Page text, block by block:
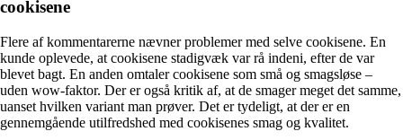
cookisene
Flere af kommentarerne nævner problemer med selve cookisene. En
kunde oplevede, at cookisene stadigvæk var rå indeni, efter de var
blevet bagt. En anden omtaler cookisene som små og smagsløse –
uden wow-faktor. Der er også kritik af, at de smager meget det samme,
uanset hvilken variant man prøver. Det er tydeligt, at der er en
gennemgående utilfredshed med cookisenes smag og kvalitet.